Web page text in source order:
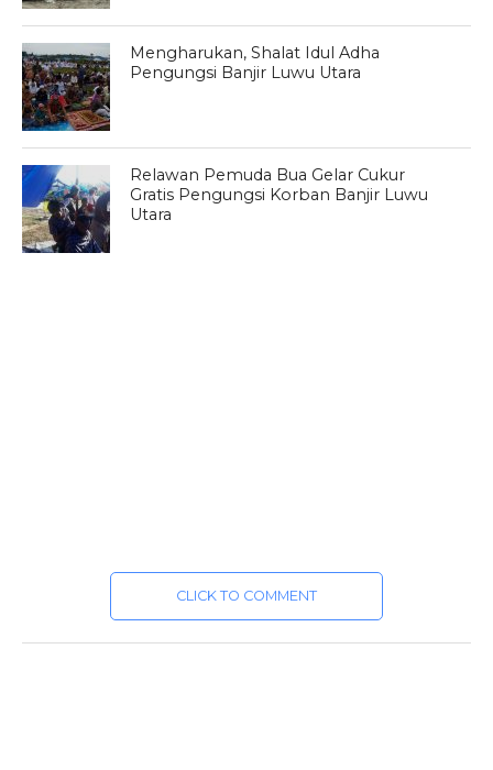
Mengharukan, Shalat Idul Adha
Pengungsi Banjir Luwu Utara
Relawan Pemuda Bua Gelar Cukur
Gratis Pengungsi Korban Banjir Luwu
Utara
CLICK TO COMMENT